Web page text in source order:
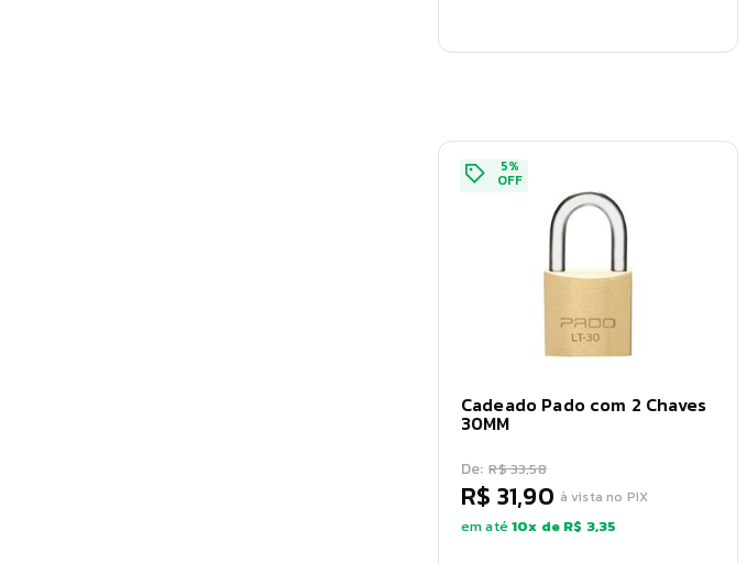
Cadeado Pado com 2 Chaves
30MM
De: R$ 33,58
R$ 31,90 à vista no PIX
em até10x de R$ 3,35
5%
OFF